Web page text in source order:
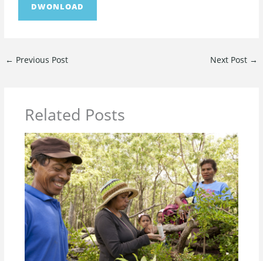
DWONLOAD
← Previous Post Next Post →
Related Posts